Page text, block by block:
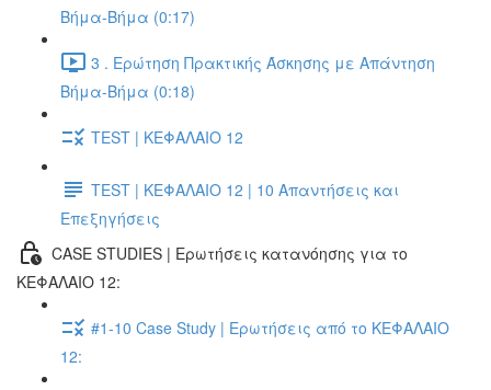
Βήμα-Βήμα (0:17)
3 . Ερώτηση Πρακτικής Άσκησης με Απάντηση
Βήμα-Βήμα (0:18)
TEST | ΚΕΦΑΛΑΙΟ 12
TEST | ΚΕΦΑΛΑΙΟ 12 | 10 Απαντήσεις και
Επεξηγήσεις
CASE STUDIES | Ερωτήσεις κατανόησης για το
ΚΕΦΑΛΑΙΟ 12:
#1-10 Case Study | Ερωτήσεις από το ΚΕΦΑΛΑΙΟ
12: